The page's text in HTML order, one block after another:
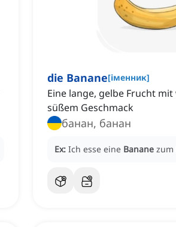
die Banane[іменник]
Eine lange, gelbe Frucht
süßem Geschmack
банан, банан
Ex: Ich esse eine Banane zum